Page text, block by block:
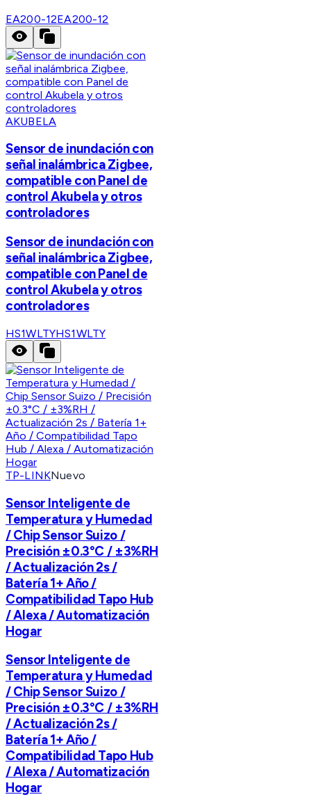
EA200-12EA200-12
AKUBELA
Sensor de inundación con
señal inalámbrica Zigbee,
compatible con Panel de
control Akubela y otros
controladores
Sensor de inundación con
señal inalámbrica Zigbee,
compatible con Panel de
control Akubela y otros
controladores
HS1WLTYHS1WLTY
TP-LINKNuevo
Sensor Inteligente de
Temperatura y Humedad
/ Chip Sensor Suizo /
Precisión ±0.3°C / ±3%RH
/ Actualización 2s /
Batería 1+ Año /
Compatibilidad Tapo Hub
/ Alexa / Automatización
Hogar
Sensor Inteligente de
Temperatura y Humedad
/ Chip Sensor Suizo /
Precisión ±0.3°C / ±3%RH
/ Actualización 2s /
Batería 1+ Año /
Compatibilidad Tapo Hub
/ Alexa / Automatización
Hogar